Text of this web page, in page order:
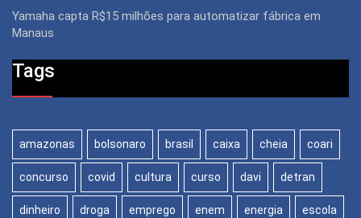
Yamaha capta R$15 milhões para automatizar fábrica em
Manaus
Tags
amazonas bolsonaro brasil caixa cheia coari
concurso covid cultura curso davi detran
dinheiro droga emprego enem energia escola